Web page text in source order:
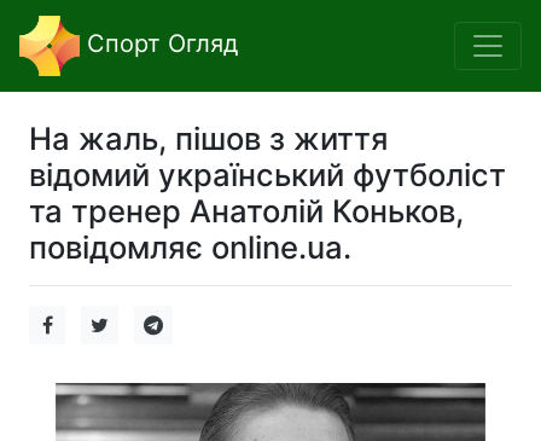
Спорт Огляд
На жаль, пішов з життя
відомий український футболіст
та тренер Анатолій Коньков,
повідомляє online.ua.